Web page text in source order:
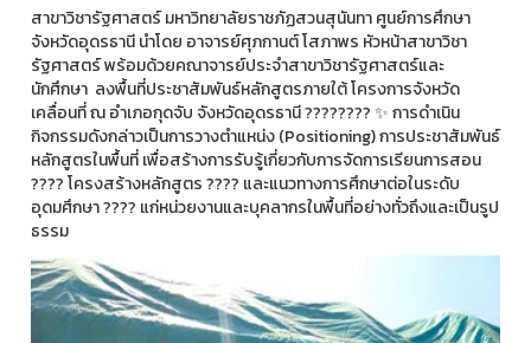
สาขาวิชารัฐศาสตร์ มหาวิทยาลัยราชภัฏสวนสุนันทา ศูนย์การศึกษา
จังหวัดอุดรธานี นำโดย อาจารย์ศุภกานต์ โสภาพร หัวหน้าสาขาวิชา
รัฐศาสตร์ พร้อมด้วยคณาจารย์ประจำสาขาวิชารัฐศาสตร์และ
นักศึกษา ลงพื้นที่ประชาสัมพันธ์หลักสูตรภายใต้ โครงการจังหวัด
เคลื่อนที่ ณ อำเภอกุดจับ จังหวัดอุดรธานี ???????? ✨ การดำเนิน
กิจกรรมดังกล่าวเป็นการวางตำแหน่ง (Positioning) การประชาสัมพันธ์
หลักสูตรในพื้นที่ เพื่อสร้างการรับรู้เกี่ยวกับการจัดการเรียนการสอน
???? โครงสร้างหลักสูตร ???? และแนวทางการศึกษาต่อในระดับ
อุดมศึกษา ???? แก่หน่วยงานและบุคลากรในพื้นที่อย่างทั่วถึงและเป็นรูป
ธรรม